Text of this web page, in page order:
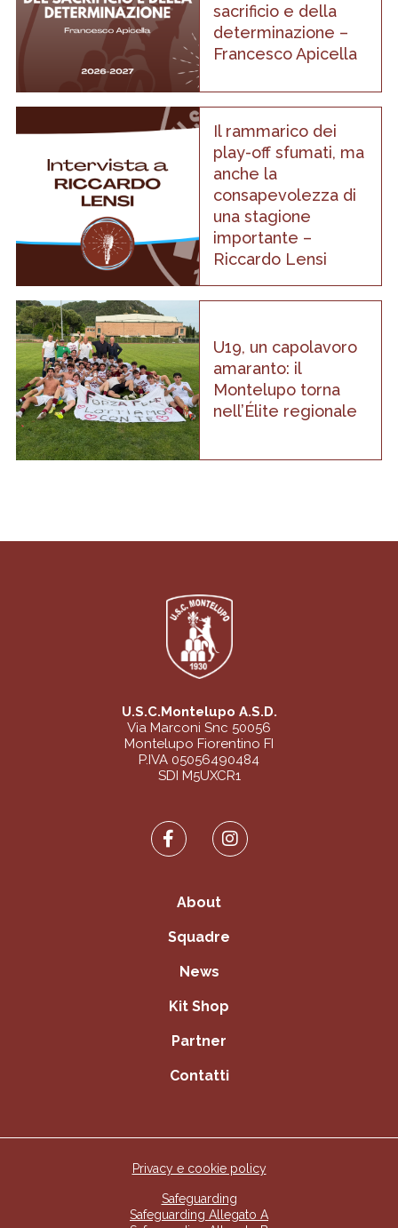
sacrificio e della
determinazione –
Francesco Apicella
Il rammarico dei
play-off sfumati, ma
anche la
consapevolezza di
una stagione
importante –
Riccardo Lensi
U19, un capolavoro
amaranto: il
Montelupo torna
nell’Élite regionale
U.S.C.Montelupo A.S.D.
Via Marconi Snc 50056
Montelupo Fiorentino FI
P.IVA 05056490484
SDI M5UXCR1
About
Squadre
News
Kit Shop
Partner
Contatti
Privacy e cookie policy
Safeguarding
Safeguarding Allegato A